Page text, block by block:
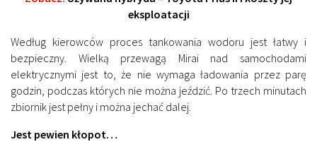
eksploatacji
Według kierowców proces tankowania wodoru jest łatwy i
bezpieczny. Wielką przewagą Mirai nad samochodami
elektrycznymi jest to, że nie wymaga ładowania przez parę
godzin, podczas których nie można jeździć. Po trzech minutach
zbiornik jest pełny i można jechać dalej.
Jest pewien kłopot…